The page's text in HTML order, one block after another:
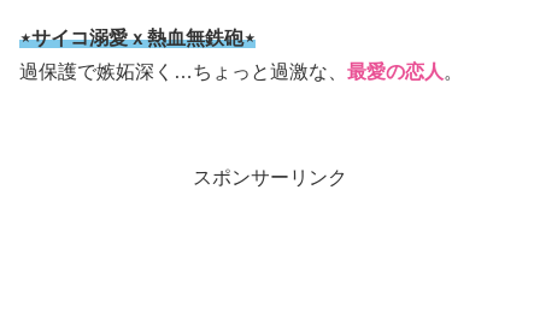
⋆サイコ溺愛ｘ熱血無鉄砲⋆
過保護で嫉妬深く…ちょっと過激な、 最愛の恋人 。
スポンサーリンク